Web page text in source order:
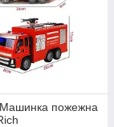
Машинка пожежна